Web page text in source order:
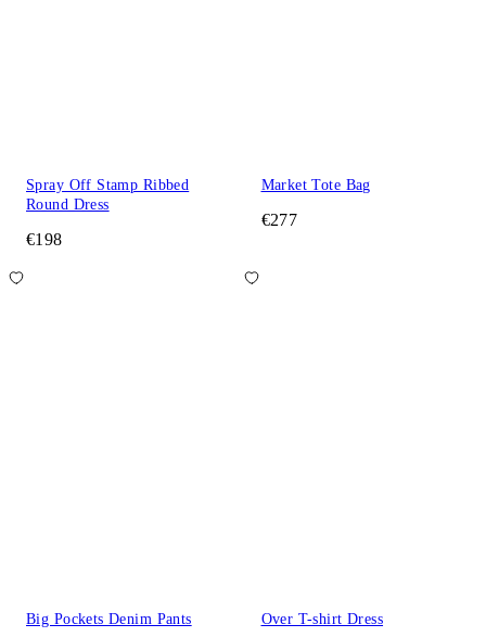
Spray Off Stamp Ribbed
Round Dress
€198
Market Tote Bag
€277
Big Pockets Denim Pants Over T-shirt Dress